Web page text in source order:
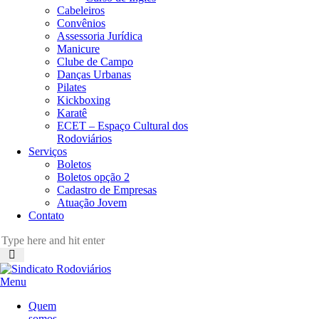
Cabeleiros
Convênios
Assessoria Jurídica
Manicure
Clube de Campo
Danças Urbanas
Pilates
Kickboxing
Karatê
ECET – Espaço Cultural dos
Rodoviários
Serviços
Boletos
Boletos opção 2
Cadastro de Empresas
Atuação Jovem
Contato
Menu
Quem